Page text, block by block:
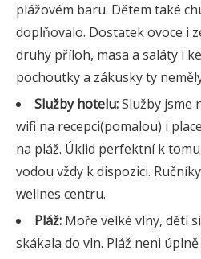
plážovém baru. Dětem také
doplňovalo. Dostatek ovoce i
druhy příloh, masa a saláty i
pochoutky a zákusky ty
Služby hotelu:Služby jsme
wifi na recepci(pomalou) i
na pláž. Úklid perfektní k
vodou vždy k dispozici.
wellnes centru.
Pláž: Moře velké vlny, děti
skákala do vln. Pláž neni